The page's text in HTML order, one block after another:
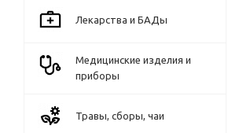
Лекарства и БАДы
Медицинские изделия и
приборы
Травы, сборы, чаи